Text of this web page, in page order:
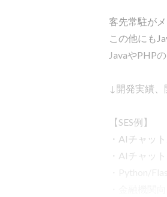
客先常駐が
この他にも
JavaやPHP
↓開発実績、
【SES例】
・AIチャッ
・AIチャッ
・金融機関